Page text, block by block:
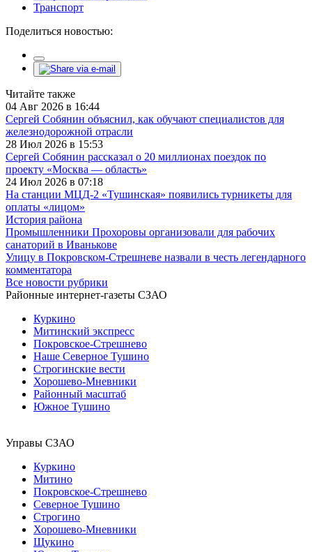
Транспорт
Поделиться новостью:
Читайте также
04 Авг 2026 в 16:44
Сергей Собянин объяснил, как обучают специалистов для
железнодорожной отрасли
28 Июл 2026 в 15:53
Сергей Собянин рассказал о 20 миллионах поездок по
проекту «Москва — область»
24 Июл 2026 в 07:18
На станции МЦД-2 «Тушинская» появились турникеты для
оплаты «лицом»
История района
Промышленники Прохоровы организовали для рабочих
санаторий в Иванькове
Улицу в Покровском-Стрешневе назвали в честь легендарного
комментатора
Все новости рубрики
Районные интернет-газеты СЗАО
Куркино
Митинский экспресс
Покровское-Стрешнево
Наше Северное Тушино
Строгинские вести
Хорошево-Мневники
Районный масштаб
Южное Тушино
Управы СЗАО
Куркино
Митино
Покровское-Стрешнево
Северное Тушино
Строгино
Хорошево-Мневники
Щукино